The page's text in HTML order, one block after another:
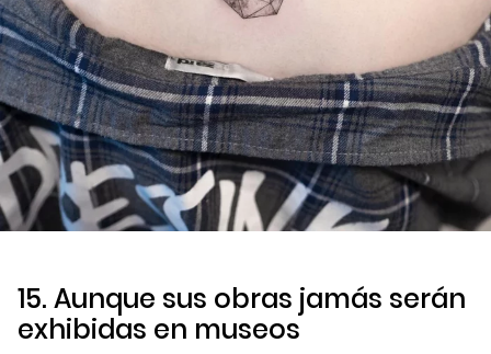
15. Aunque sus obras jamás serán
exhibidas en museos